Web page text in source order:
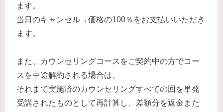
ます。
当日のキャンセル→価格の100％をお支払いいただき
ます。
また、カウンセリングコースをご契約中の方でコー
スを中途解約される場合は、
それまで実施済のカウンセリングすべての回を単発
受講されたものとして再計算し、差額分を返金また